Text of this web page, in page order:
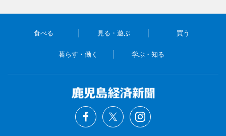
食べる 見る・遊ぶ 買う
暮らす・働く 学ぶ・知る